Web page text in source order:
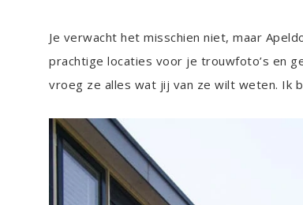
Je verwacht het misschien niet, maar
prachtige locaties voor je trouwfoto’s en
vroeg ze alles wat jij van ze wilt weten. Ik